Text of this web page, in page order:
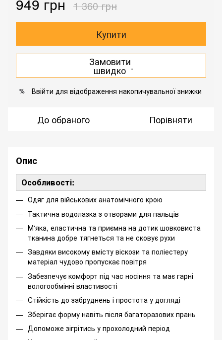
949 грн 1 360 грн
Купити
Замовити
швидко .
% Ввійти для відображення накопичувальної знижки
До обраного Порівняти
Опис
Особливості:
Одяг для військових анатомічного крою
Тактична водолазка з отворами для пальців
М'яка, еластична та приємна на дотик шовковиста
тканина добре тягнеться та не сковує рухи
Завдяки високому вмісту віскози та поліестеру
матеріал чудово пропускає повітря
Забезпечує комфорт під час носіння та має гарні
вологообмінні властивості
Cтійкість до забруднень і простота у догляді
Зберігає форму навіть після багаторазових прань
Допоможе зігрітись у прохолодний період